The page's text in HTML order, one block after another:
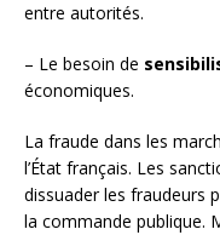
entre autorités.
– Le besoin de
économiques.
La fraude dans les
l’État français. Les
dissuader les fraudeurs
la commande publique.